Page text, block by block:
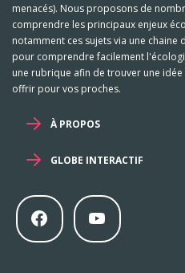
menacés). Nous proposons de
comprendre les principaux enjeux
notamment ces sujets via une
pour comprendre facilement
une rubrique afin de trouver une
offrir pour vos proches.
À PROPOS
GLOBE INTERACTIF